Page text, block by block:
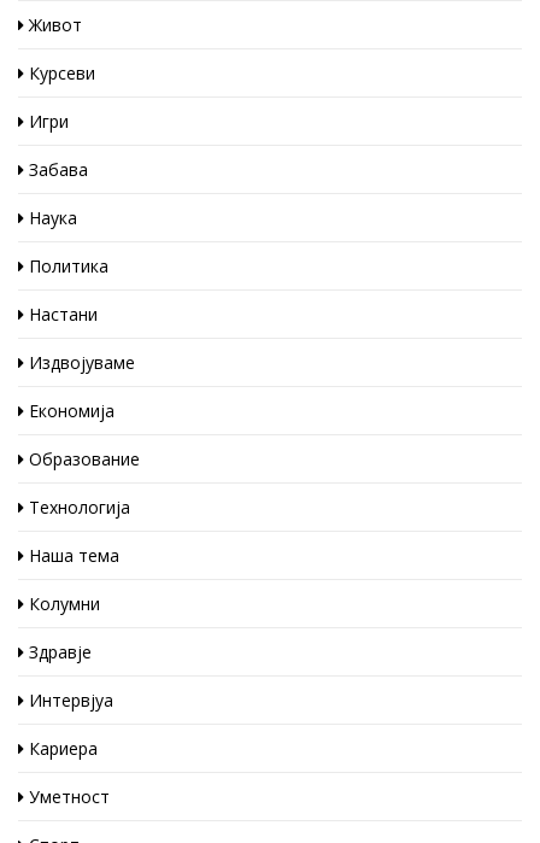
Живот
Курсеви
Игри
Забава
Наука
Политика
Настани
Издвојуваме
Економија
Образование
Технологија
Наша тема
Колумни
Здравје
Интервјуа
Кариера
Уметност